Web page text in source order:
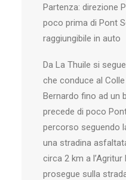
Partenza: direzione
poco prima di Pont
raggiungibile in auto
Da La Thuile si
che conduce al
Bernardo fino ad un
precede di poco
percorso seguendo
una stradina
circa 2 km a l’Agritur
prosegue sulla